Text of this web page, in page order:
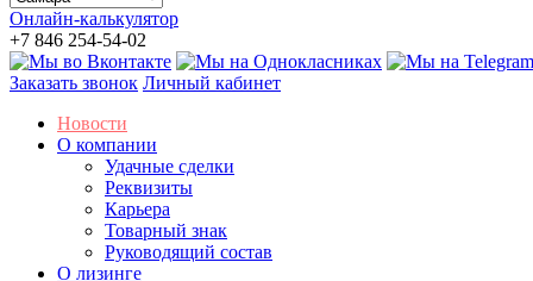
Онлайн-калькулятор
+7 846 254-54-02
Заказать звонок Личный кабинет
Новости
О компании
Удачные сделки
Реквизиты
Карьера
Товарный знак
Руководящий состав
О лизинге